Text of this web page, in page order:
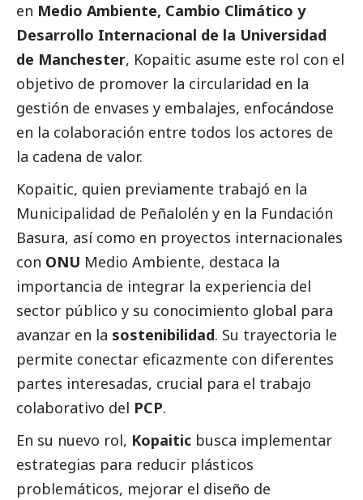
en Medio Ambiente, Cambio Climático y
Desarrollo Internacional de la Universidad
de Manchester, Kopaitic asume este rol con el
objetivo de promover la circularidad en la
gestión de envases y embalajes, enfocándose
en la colaboración entre todos los actores de
la cadena de valor.
Kopaitic, quien previamente trabajó en la
Municipalidad de Peñalolén y en la Fundación
Basura, así como en proyectos internacionales
con ONU Medio Ambiente, destaca la
importancia de integrar la experiencia del
sector público y su conocimiento global para
avanzar en la sostenibilidad. Su trayectoria le
permite conectar eficazmente con diferentes
partes interesadas, crucial para el trabajo
colaborativo del PCP.
En su nuevo rol, Kopaitic busca implementar
estrategias para reducir plásticos
problemáticos, mejorar el diseño de